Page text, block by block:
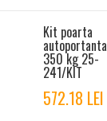
Kit poarta
autoportanta
350 kg 25-
241/KIT
572.18 LEI